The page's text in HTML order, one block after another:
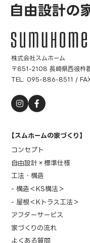
株式会社スムホーム
〒851-2108 長崎県西彼杵
TEL: 095-886-8511 /
【スムホームの家づくり】
コンセプト
自由設計×標準仕様
工法・構造
- 構造＜KS構法＞
- 屋根＜Kトラス工法＞
アフターサービス
家づくりの流れ
よくある質問